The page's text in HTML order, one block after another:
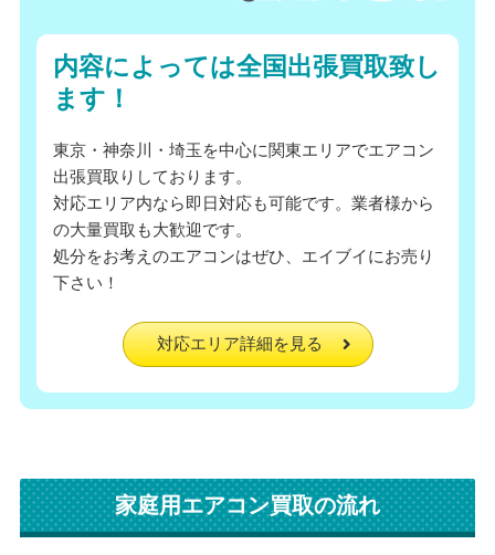
内容によっては全国出張買取致し
ます！
東京・神奈川・埼玉を中心に関東エリアでエアコン
出張買取りしております。
対応エリア内なら即日対応も可能です。業者様から
の大量買取も大歓迎です。
処分をお考えのエアコンはぜひ、エイブイにお売り
下さい！
対応エリア詳細を見る
家庭用エアコン買取の流れ